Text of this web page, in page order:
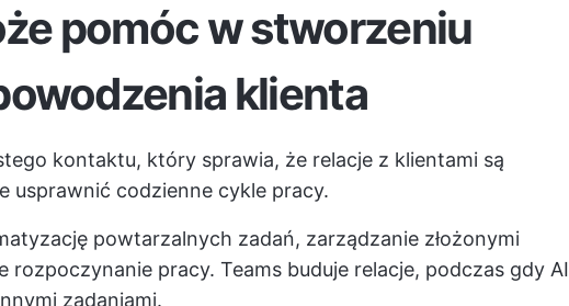
pomóc w stworzeniu
klienta
kontaktu, który sprawia, że relacje z klientami są
usprawnić codzienne cykle pracy.
powtarzalnych zadań, zarządzanie złożonymi
rozpoczynanie pracy. Teams buduje relacje, podczas gdy AI
zadaniami.